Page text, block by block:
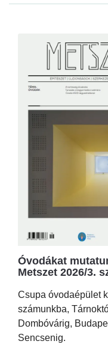
Óvodákat
Metszet 2026/3.
Csupa óvodaépület
számunkba,
Dombóvárig,
Sencsenig.